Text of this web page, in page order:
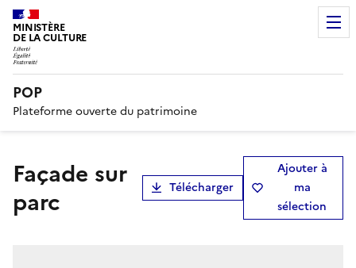
MINISTÈRE
DE LA CULTURE
POP
Plateforme ouverte du patrimoine
Façade sur
parc
Télécharger
Ajouter à
ma
sélection